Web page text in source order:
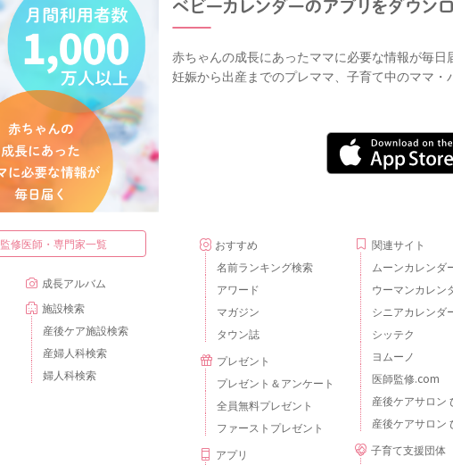
赤ちゃんの成長にあったママに必要な情報が毎日
妊娠から出産までのプレママ、子育て中のママ
監修医師・専門家一覧
成長アルバム
施設検索
産後ケア施設検索
産婦人科検索
婦人科検索
おすすめ
名前ランキング検索
アワード
マガジン
タウン誌
プレゼント
プレゼント＆アンケート
全員無料プレゼント
ファーストプレゼント
アプリ
関連サイト
ムーンカレンダ
ウーマンカレン
シニアカレンダ
シッテク
ヨムーノ
医師監修.com
産後ケアサロン
産後ケアサロン
子育て支援団体